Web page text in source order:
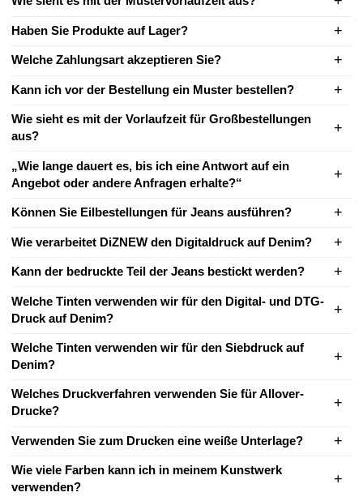
Haben Sie Produkte auf Lager?
Welche Zahlungsart akzeptieren Sie?
Kann ich vor der Bestellung ein Muster bestellen?
Wie sieht es mit der Vorlaufzeit für Großbestellungen
aus?
„Wie lange dauert es, bis ich eine Antwort auf ein
Angebot oder andere Anfragen erhalte?“
Können Sie Eilbestellungen für Jeans ausführen?
Wie verarbeitet DiZNEW den Digitaldruck auf Denim?
Kann der bedruckte Teil der Jeans bestickt werden?
Welche Tinten verwenden wir für den Digital- und DTG-
Druck auf Denim?
Welche Tinten verwenden wir für den Siebdruck auf
Denim?
Welches Druckverfahren verwenden Sie für Allover-
Drucke?
Verwenden Sie zum Drucken eine weiße Unterlage?
Wie viele Farben kann ich in meinem Kunstwerk
verwenden?